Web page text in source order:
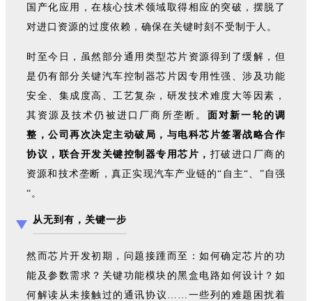
国产化应用，在核心技术领域取得相应的突破，摆脱了
对进口资源的过度依赖，确保在关键时刻不受制于人。
时至今日，虽然部分通用类型芯片资源得到了缓解，但
是仍有部分关键汽车控制器芯片因专用性强、涉及功能
安全、集成度高、工艺复杂，研发技术难度大等因素，
其资源及技术仍被进口厂商所垄断。 面对新一轮的调
整，公司再次决定主动破局，与电科芯片签署战略合作
协议，联合开发关键控制器专用芯片， 打破进口厂商的
资源和技术垄断，真正实现汽车产业链的“自主“、”自强
“。
从无到有，关键一步
然而芯片开发初期，问题接踵而至：如何确定芯片的功
能及参数需求？关键功能模块的黑盒电路如何设计？如
何解读从未接触过的通讯协议……一些列的难题困扰着